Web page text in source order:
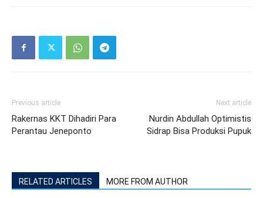
Previous article
Rakernas KKT Dihadiri Para
Perantau Jeneponto
Next article
Nurdin Abdullah Optimistis
Sidrap Bisa Produksi Pupuk
RELATED ARTICLES MORE FROM AUTHOR